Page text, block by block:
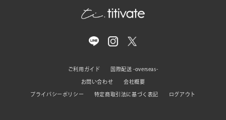
ご利用ガイド 国際配送 -overseas-
お問い合わせ 会社概要
プライバシーポリシー 特定商取引法に基づく表記 ログアウト